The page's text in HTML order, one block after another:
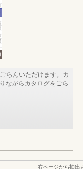
らんいただけます。カ
ながらカタログをごら
右ページから抽出